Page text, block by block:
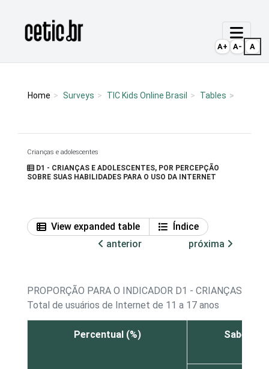
Página inicial
Home Surveys TIC Kids Online Brasil Tables
Crianças e adolescentes
D1 - CRIANÇAS E ADOLESCENTES, POR PERCEPÇÃO
SOBRE SUAS HABILIDADES PARA O USO DA INTERNET
View expanded table
Índice
anterior
próxima
PROPORÇÃO PARA O INDICADOR D1 - CRIANÇAS E
Total de usuários de Internet de 11 a 17 anos
Percentual (%) Sabe
A+ A- A